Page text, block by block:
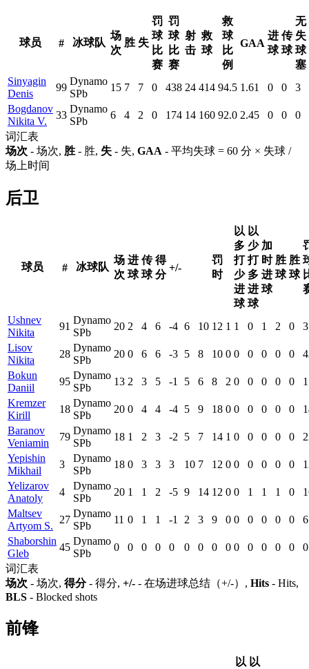
球员 # 冰球队
场
次
胜 失
罚
球
比
赛
罚
球
比
赛
射
击
救
球
救
球
比
例
GAA
进
球
传
球
无
失
球
塞
Sinyagin
Denis
99
Dynamo
SPb
15 7 7 0 438 24 414 94.5 1.61 0 0
3
Bogdanov
Nikita V.
33
Dynamo
SPb
6 4 2 0 174 14 160 92.0 2.45 0 0
0
词汇表
场次 - 场次, 胜 - 胜, 失 - 失, GAA - 平均失球 = 60 分 × 失球 /
场上时间
后卫
球员 # 冰球队
场
次
进
球
传
球
得
分
+/-
罚
时
以
多
打
少
进
球
以
少
打
多
进
球
加
时
进
球
胜
球
胜
球
Ushnev
Nikita
91
Dynamo
SPb
20 2 4 6 -4 6 10 12 1 1 0 1 2 0
Lisov
Nikita
28
Dynamo
SPb
20 0 6 6 -3 5 8 10 0 0 0 0 0 0
Bokun
Daniil
95
Dynamo
SPb
13 2 3 5 -1 5 6 8 2 0 0 0 0 0
Kremzer
Kirill
18
Dynamo
SPb
20 0 4 4 -4 5 9 18 0 0 0 0 0 0
Baranov
Veniamin
79
Dynamo
SPb
18 1 2 3 -2 5 7 14 1 0 0 0 0 0
Yepishin
Mikhail
3
Dynamo
SPb
18 0 3 3 3 10 7 12 0 0 0 0 0 0
Yelizarov
Anatoly
4
Dynamo
SPb
20 1 1 2 -5 9 14 12 0 0 1 1 1 0
Maltsev
Artyom S.
27
Dynamo
SPb
11 0 1 1 -1 2 3 9 0 0 0 0 0 0
6
Shaborshin
Gleb
45
Dynamo
SPb
0 0 0 0 0 0 0 0 0 0 0 0 0 0
0
词汇表
场次 - 场次, 得分- 得分, +/- - 在场进球总结（+/-）, Hits - Hits,
BLS - Blocked shots
前锋
以 以